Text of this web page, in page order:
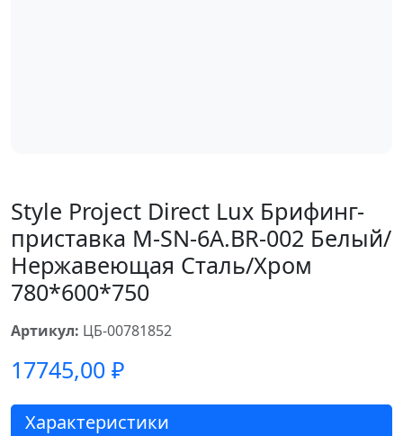
Style Project Direct Lux Брифинг-
приставка M-SN-6A.BR-002 Белый/
Нержавеющая Сталь/Хром
780*600*750
Артикул: ЦБ-00781852
17745,00 ₽
Характеристики